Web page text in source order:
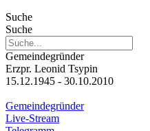
Suche
Suche
Gemeindegründer
Erzpr. Leonid Tsypin
15.12.1945 - 30.10.2010
Gemeindegründer
Live-Stream